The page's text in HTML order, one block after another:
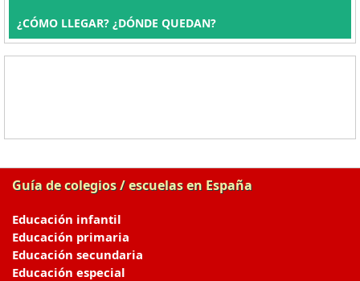
¿CÓMO LLEGAR? ¿DÓNDE QUEDAN?
Guía de colegios / escuelas en España
Educación infantil
Educación primaria
Educación secundaria
Educación especial